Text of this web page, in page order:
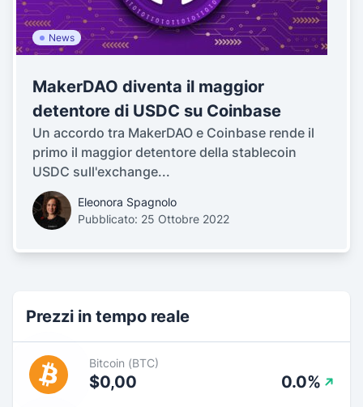
News
MakerDAO diventa il maggior
detentore di USDC su Coinbase
Un accordo tra MakerDAO e Coinbase rende il
primo il maggior detentore della stablecoin
USDC sull'exchange...
Eleonora Spagnolo
Pubblicato: 25 Ottobre 2022
Prezzi in tempo reale
Bitcoin (BTC)
$0,00 0.0%